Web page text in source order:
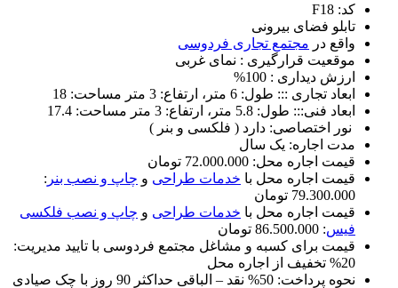
کد: F18
تابلو فضای بیرونی
واقع در مجتمع تجاری فردوسی
موقعیت قرارگیری : نمای غربی
ارزش دیداری : 100%
ابعاد تجاری ::: طول: 6 متر، ارتفاع: 3 متر مساحت: 18
ابعاد فنی::: طول: 5.8 متر، ارتفاع: 3 متر مساحت: 17.4
نور اختصاصی: دارد ( فلکسی و بنر )
مدت اجاره: یک سال
قیمت اجاره محل: 72.000.000 تومان
قیمت اجاره محل با خدمات طراحی و چاپ و نصب بنر :
79.300.000 تومان
قیمت اجاره محل با خدمات طراحی و چاپ و نصب فلکسی
فیس: 86.500.000 تومان
قیمت برای کسبه و مشاغل مجتمع فردوسی با تایید مدیریت:
20% تخفیف از اجاره محل
نحوه پرداخت: 50% نقد – الباقی حداکثر 90 روز با چک صیادی